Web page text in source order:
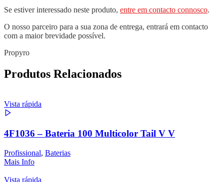
Se estiver interessado neste produto, entre em contacto connosco.
O nosso parceiro para a sua zona de entrega, entrará em contacto
com a maior brevidade possível.
Propyro
Produtos Relacionados
Vista rápida
4F1036 – Bateria 100 Multicolor Tail V V
Profissional, Baterias
Mais Info
Vista rápida